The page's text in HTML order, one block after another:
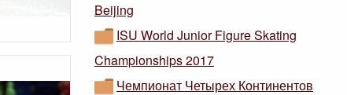
Beijing
ISU World Junior Figure Skating
Championships 2017
Чемпионат Четырех Континентов